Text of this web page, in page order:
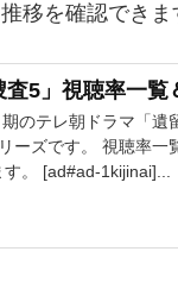
移を確認できま
査5」視聴率一
のテレ朝ドラマ「遺
ーズです。 視聴率一
。 [ad#ad-1kijinai]...